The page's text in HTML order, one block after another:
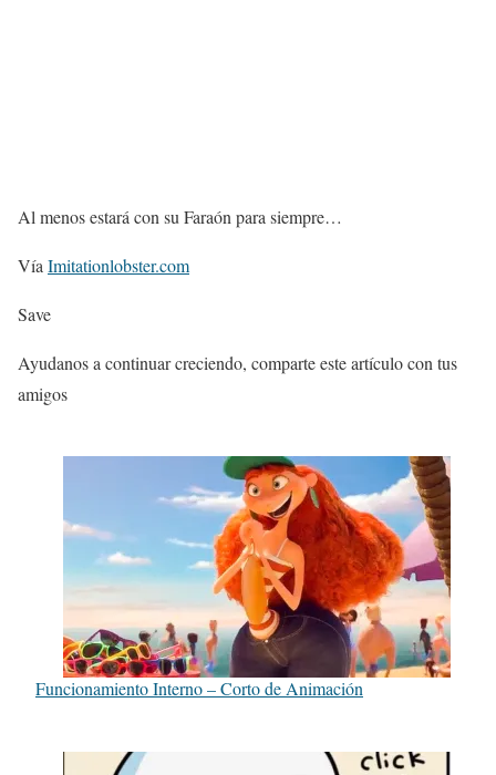
Al menos estará con su Faraón para siempre…
Vía Imitationlobster.com
Save
Ayudanos a continuar creciendo, comparte este artículo con tus
amigos
Funcionamiento Interno – Corto de Animación